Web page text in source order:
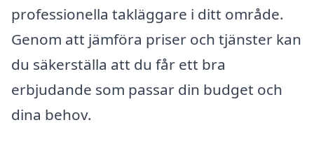
professionella takläggare i ditt område.
Genom att jämföra priser och tjänster kan
du säkerställa att du får ett bra
erbjudande som passar din budget och
dina behov.